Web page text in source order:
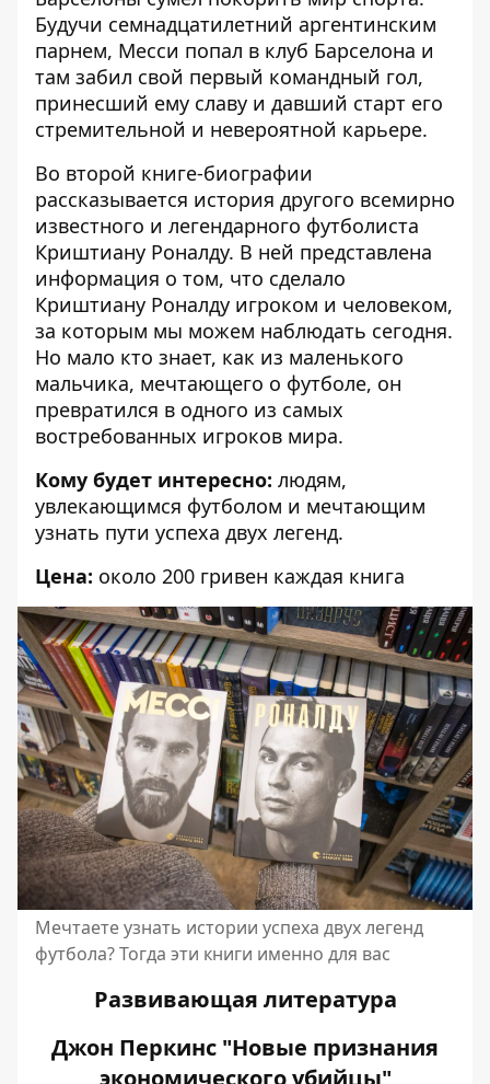
Будучи семнадцатилетний аргентинским
парнем, Месси попал в клуб Барселона и
там забил свой первый командный гол,
принесший ему славу и давший старт его
стремительной и невероятной карьере.
Во второй книге-биографии
рассказывается история другого всемирно
известного и легендарного футболиста
Криштиану Роналду. В ней представлена
информация о том, что сделало
Криштиану Роналду игроком и человеком,
за которым мы можем наблюдать сегодня.
Но мало кто знает, как из маленького
мальчика, мечтающего о футболе, он
превратился в одного из самых
востребованных игроков мира.
Кому будет интересно: людям,
увлекающимся футболом и мечтающим
узнать пути успеха двух легенд.
Цена: около 200 гривен каждая книга
Мечтаете узнать истории успеха двух легенд
футбола? Тогда эти книги именно для вас
Развивающая литература
Джон Перкинс "Новые признания